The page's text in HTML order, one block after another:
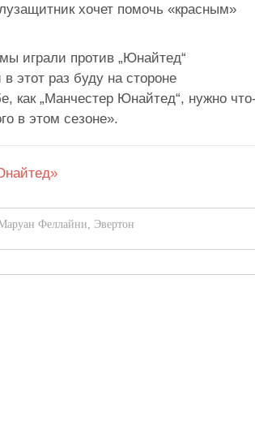
хочет помочь «красным»
играли против „Юнайтед“
этот раз буду на стороне
как „Манчестер Юнайтед“, нужно
в этом сезоне».
Феллайни, Эвертон